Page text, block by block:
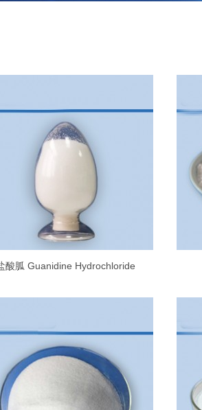
酸胍 Guanidine Hydrochloride